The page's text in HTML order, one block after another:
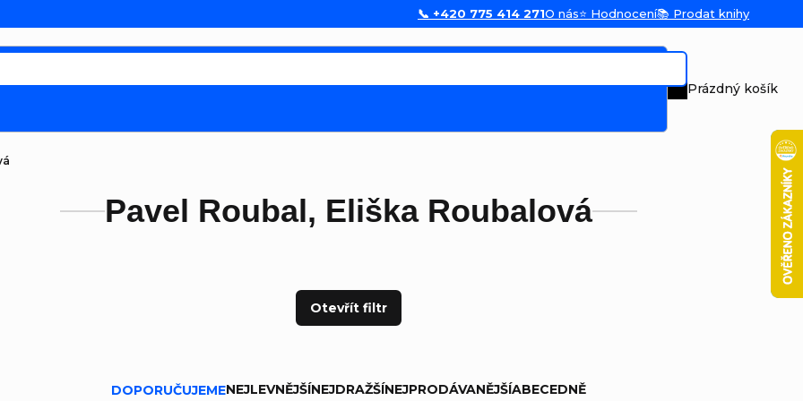
📞 +420 775 414 271O nás⭐ Hodnocení📚 Prodat knihy
Nákupní
Prázdný košík
Pavel Roubal, Eliška Roubalová
Otevřít filtr
produktů
DOPORUČUJEMENEJLEVNĚJŠÍNEJDRAŽŠÍNEJPRODÁVANĚJŠÍABECEDNĚ